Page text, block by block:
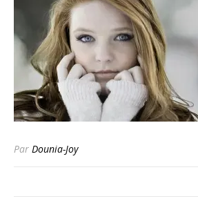
Par Dounia-Joy